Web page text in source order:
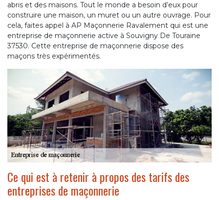
abris et des maisons. Tout le monde a besoin d’eux pour
construire une maison, un muret ou un autre ouvrage. Pour
cela, faites appel à AP Maçonnerie Ravalement qui est une
entreprise de maçonnerie active à Souvigny De Touraine
37530. Cette entreprise de maçonnerie dispose des
maçons très expérimentés.
Ce qui est à retenir à propos des tarifs des
entreprises de maçonnerie